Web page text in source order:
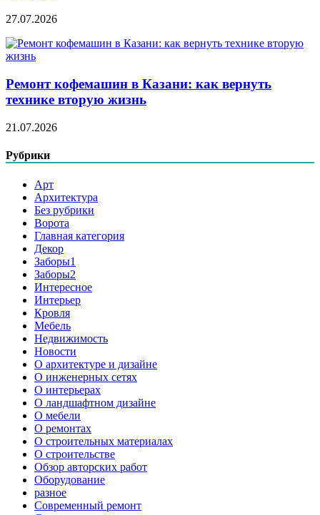
27.07.2026
Ремонт кофемашин в Казани: как вернуть
технике вторую жизнь
21.07.2026
Рубрики
Арт
Архитектура
Без рубрики
Ворота
Главная категория
Декор
Заборы1
Заборы2
Интересное
Интерьер
Кровля
Мебель
Недвижимость
Новости
О архитектуре и дизайне
О инженерных сетях
О интерьерах
О ландшафтном дизайне
О мебели
О ремонтах
О строительных материалах
О строительстве
Обзор авторских работ
Оборудование
разное
Современный ремонт